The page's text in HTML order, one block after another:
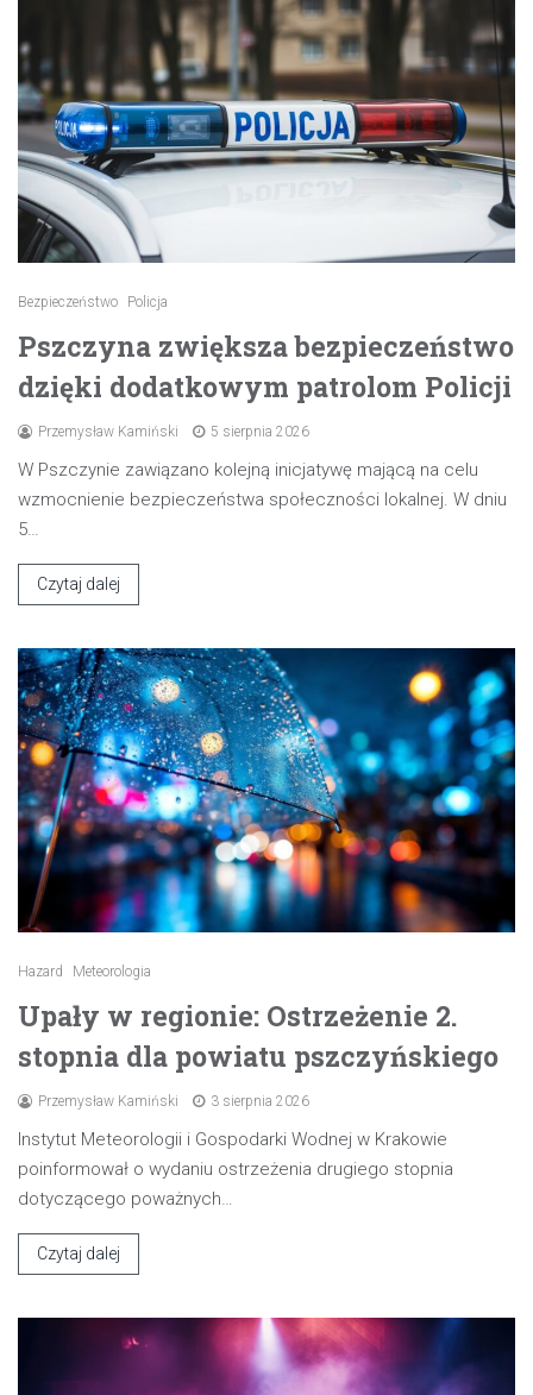
Bezpieczeństwo Policja
Pszczyna zwiększa bezpieczeństwo
dzięki dodatkowym patrolom Policji
Przemysław Kamiński 5 sierpnia 2026
W Pszczynie zawiązano kolejną inicjatywę mającą na celu
wzmocnienie bezpieczeństwa społeczności lokalnej. W dniu
5…
Czytaj dalej
Hazard Meteorologia
Upały w regionie: Ostrzeżenie 2.
stopnia dla powiatu pszczyńskiego
Przemysław Kamiński 3 sierpnia 2026
Instytut Meteorologii i Gospodarki Wodnej w Krakowie
poinformował o wydaniu ostrzeżenia drugiego stopnia
dotyczącego poważnych…
Czytaj dalej